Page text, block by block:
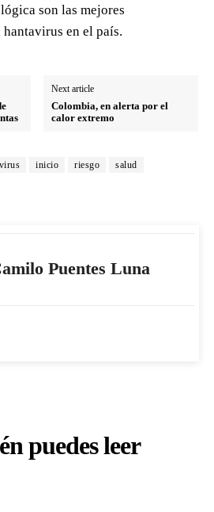
son las mejores
en el país.
Next article
Colombia, en alerta por el
calor extremo
inicio riesgo salud
Puentes Luna
puedes leer